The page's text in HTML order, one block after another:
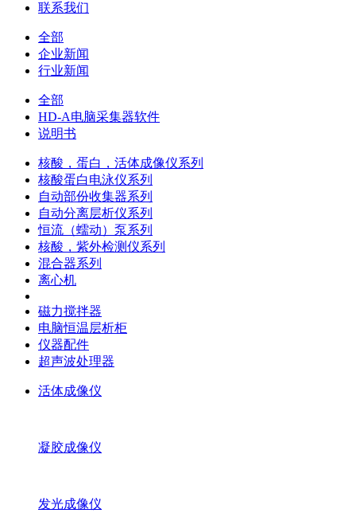
联系我们
全部
企业新闻
行业新闻
全部
HD-A电脑采集器软件
说明书
核酸，蛋白，活体成像仪系列
核酸蛋白电泳仪系列
自动部份收集器系列
自动分离层析仪系列
恒流（蠕动）泵系列
核酸，紫外检测仪系列
混合器系列
离心机
磁力搅拌器
电脑恒温层析柜
仪器配件
超声波处理器
活体成像仪
凝胶成像仪
发光成像仪